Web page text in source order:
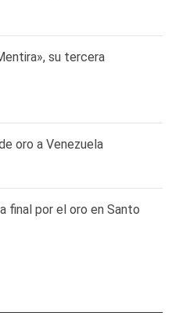
su tercera
oro a Venezuela
final por el oro en Santo